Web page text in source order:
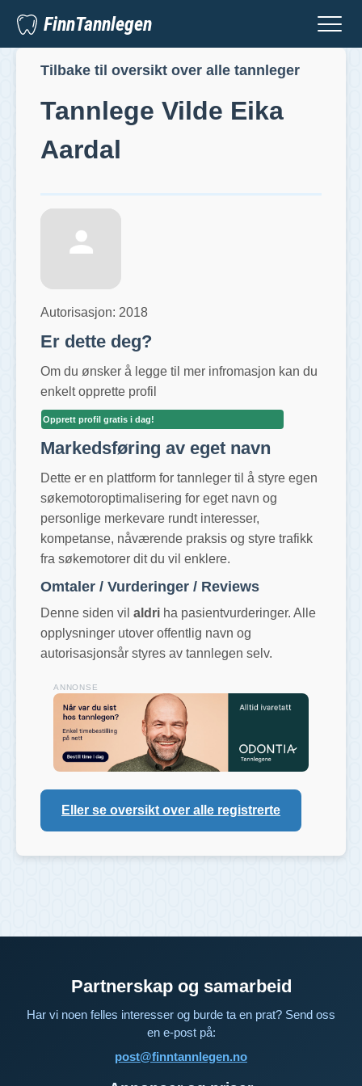
FinnTannlegen
Tilbake til oversikt over alle tannleger
Tannlege Vilde Eika
Aardal
Autorisasjon: 2018
Er dette deg?
Om du ønsker å legge til mer infromasjon kan du
enkelt opprette profil
Opprett profil gratis i dag!
Markedsføring av eget navn
Dette er en plattform for tannleger til å styre egen
søkemotoroptimalisering for eget navn og
personlige merkevare rundt interesser,
kompetanse, nåværende praksis og styre trafikk
fra søkemotorer dit du vil enklere.
Omtaler / Vurderinger / Reviews
Denne siden vil aldri ha pasientvurderinger. Alle
opplysninger utover offentlig navn og
autorisasjonsår styres av tannlegen selv.
ANNONSE
Eller se oversikt over alle registrerte
Partnerskap og samarbeid
Har vi noen felles interesser og burde ta en prat? Send oss
en e-post på:
post@finntannlegen.no